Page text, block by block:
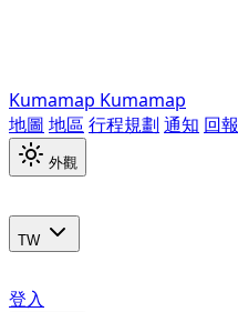
Kumamap Kumamap
地圖 地區 行程規劃 通知 回報
外觀
TW
登入